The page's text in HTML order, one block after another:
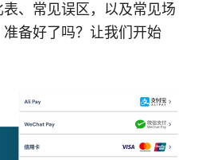
、常见误区，以及常见场
备好了吗？让我们开始